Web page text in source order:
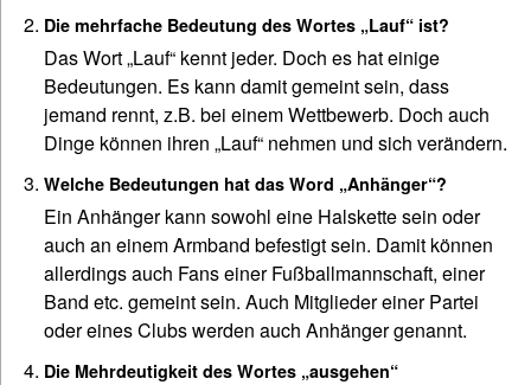
Die mehrfache Bedeutung des Wortes „Lauf“ ist?
Das Wort „Lauf“ kennt jeder. Doch es hat einige
Bedeutungen. Es kann damit gemeint sein, dass
jemand rennt, z.B. bei einem Wettbewerb. Doch auch
Dinge können ihren „Lauf“ nehmen und sich verändern.
Welche Bedeutungen hat das Word „Anhänger“?
Ein Anhänger kann sowohl eine Halskette sein oder
auch an einem Armband befestigt sein. Damit können
allerdings auch Fans einer Fußballmannschaft, einer
Band etc. gemeint sein. Auch Mitglieder einer Partei
oder eines Clubs werden auch Anhänger genannt.
Die Mehrdeutigkeit des Wortes „ausgehen“